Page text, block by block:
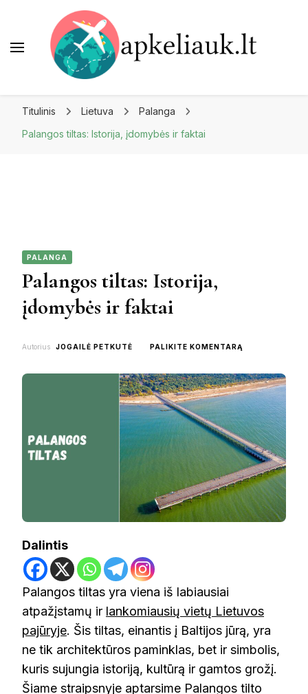
Titulinis Lietuva
Palanga
Palangos tiltas: Istorija, įdomybės ir faktai
PALANGA
Palangos tiltas: Istorija,
įdomybės ir faktai
Autorius JOGAILĖ PETKUTĖ PALIKITE KOMENTARĄ
ISTORIJA,
ĮDOMYBĖS
IR
FAKTAI
Dalintis
Palangos tiltas yra viena iš labiausiai
atpažįstamų ir lankomiausių vietų Lietuvos
pajūryje. Šis tiltas, einantis į Baltijos jūrą, yra
ne tik architektūros paminklas, bet ir simbolis,
kuris sujungia istoriją, kultūrą ir gamtos grožį.
Šiame straipsnyje aptarsime Palangos tilto